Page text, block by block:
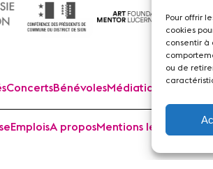
Pour offrir
cookies
consentir à
ou de
ConcertsBénévolesMédiation
EmploisA proposMentions légales